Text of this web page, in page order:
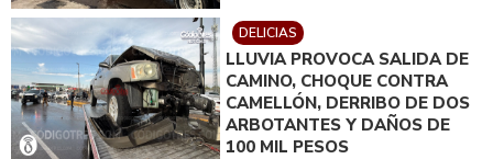
DELICIAS
LLUVIA PROVOCA SALIDA DE
CAMINO, CHOQUE CONTRA
CAMELLÓN, DERRIBO DE DOS
ARBOTANTES Y DAÑOS DE
100 MIL PESOS